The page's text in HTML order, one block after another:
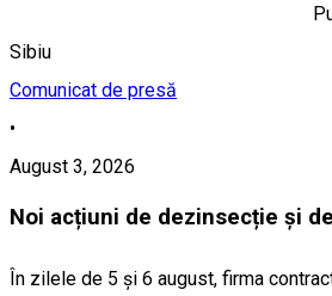
Sibiu
Comunicat de presă
•
August 3, 2026
Noi acțiuni de dezinsecție și
În zilele de 5 și 6 august, firma